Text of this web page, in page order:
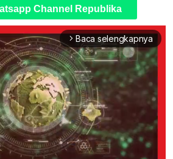
Channel Republika
arrow_forward_ios Baca selengkapnya